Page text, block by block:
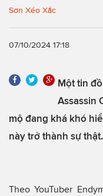
Sơn Xéo Xắc
07/10/2024 17:18
Một tin
Assassin
mộ đang khá khó
này trở thành sự thật.
Theo YouTuber